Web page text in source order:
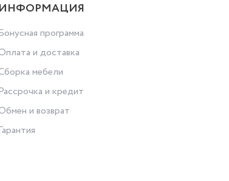
ИНФОРМАЦИЯ
программа
и доставка
мебели
и кредит
и возврат